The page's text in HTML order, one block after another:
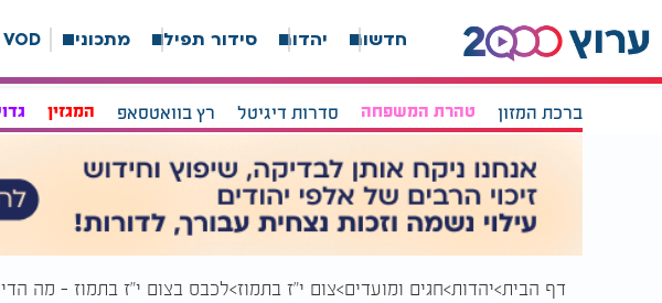
חדשות יהדות סידור תפילה מתכונים VOD
ברכת המזון טהרת המשפחה סדרות דיגיטל רץ בוואטסאפ המגזין
דף הבית יהדות חגים ומועדים צום י"ז בתמוז לכבס בצום י"ז בתמוז - מה